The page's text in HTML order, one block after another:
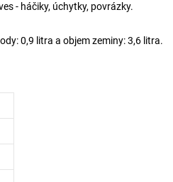
- háčiky, úchytky, povrázky.
0,9 litra a objem zeminy: 3,6 litra.